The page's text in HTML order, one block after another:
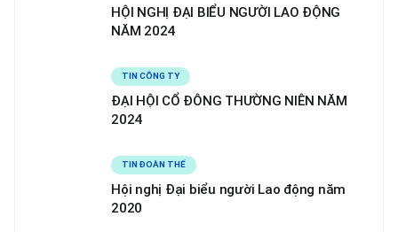
HỘI NGHỊ ĐẠI BIỂU NGƯỜI LAO ĐỘNG
NĂM 2024
TIN CÔNG TY
ĐẠI HỘI CỔ ĐÔNG THƯỜNG NIÊN NĂM
2024
TIN ĐOÀN THỂ
Hội nghị Đại biểu người Lao động năm
2020